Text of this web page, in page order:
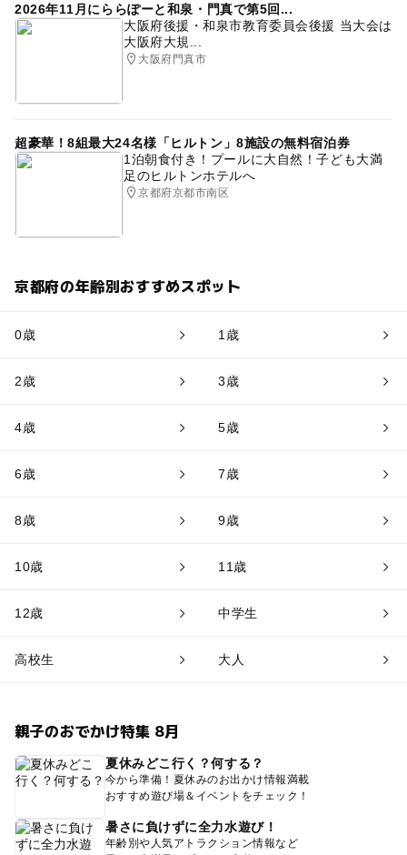
2026年11月にららぽーと和泉・門真で第5回...
大阪府後援・和泉市教育委員会後援 当大会は
大阪府大規...
大阪府門真市
超豪華！8組最大24名様「ヒルトン」8施設の無料宿泊券
1泊朝食付き！プールに大自然！子ども大満
足のヒルトンホテルへ
京都府京都市南区
京都府の年齢別おすすめスポット
0歳 1歳
2歳 3歳
4歳 5歳
6歳 7歳
8歳 9歳
10歳 11歳
12歳 中学生
高校生 大人
親子のおでかけ特集 8月
夏休みどこ行く？何する？
今から準備！夏休みのお出かけ情報満載
おすすめ遊び場＆イベントをチェック！
暑さに負けずに全力水遊び！
年齢別や人気アトラクション情報など